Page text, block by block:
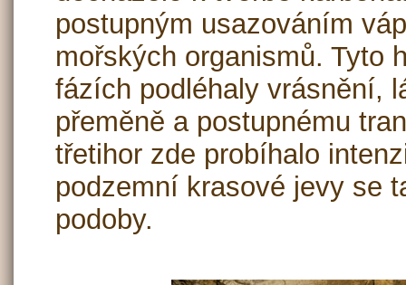
postupným usazováním
mořských organismů. Tyto
fázích podléhaly vrásnění,
přeměně a postupnému
třetihor zde probíhalo
podzemní krasové jevy se
podoby.